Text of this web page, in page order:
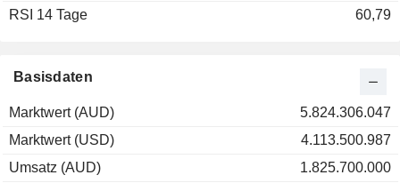
Basisdaten
Marktwert (AUD)
5.824.306.047
Marktwert (USD)
4.113.500.987
Umsatz (AUD)
1.825.700.000
RSI 14 Tage
60,79